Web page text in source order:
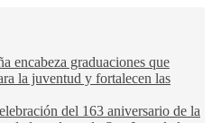
encabeza graduaciones que
la juventud y fortalecen las
del 163 aniversario de la